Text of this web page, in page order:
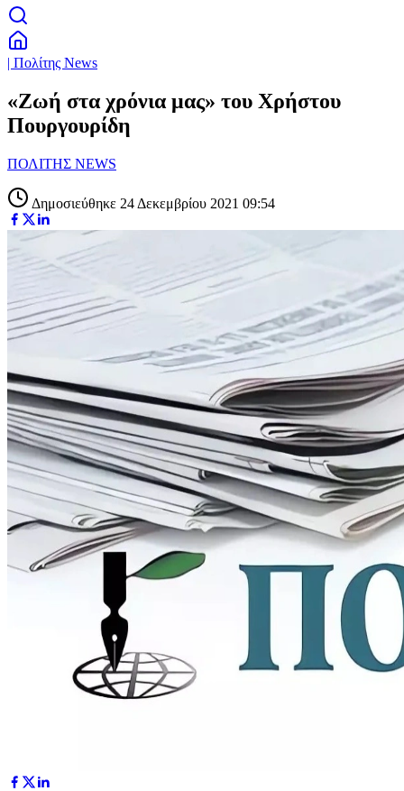
| Πολίτης News
«Ζωή στα χρόνια μας» του Χρήστου
Πουργουρίδη
ΠΟΛΙΤΗΣ NEWS
Δημοσιεύθηκε 24 Δεκεμβρίου 2021 09:54